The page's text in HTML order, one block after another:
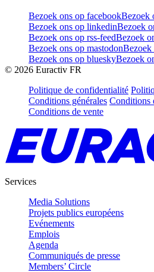
Bezoek ons op facebookBezoek
Bezoek ons op linkedinBezoek
Bezoek ons op rss-feedBezoek
Bezoek ons op mastodonBezoek
Bezoek ons op blueskyBezoek
© 2026 Euractiv FR
Politique de confidentialité
Conditions générales Conditions
Conditions de vente
Services
Media Solutions
Projets publics européens
Evénements
Emplois
Agenda
Communiqués de presse
Members’ Circle